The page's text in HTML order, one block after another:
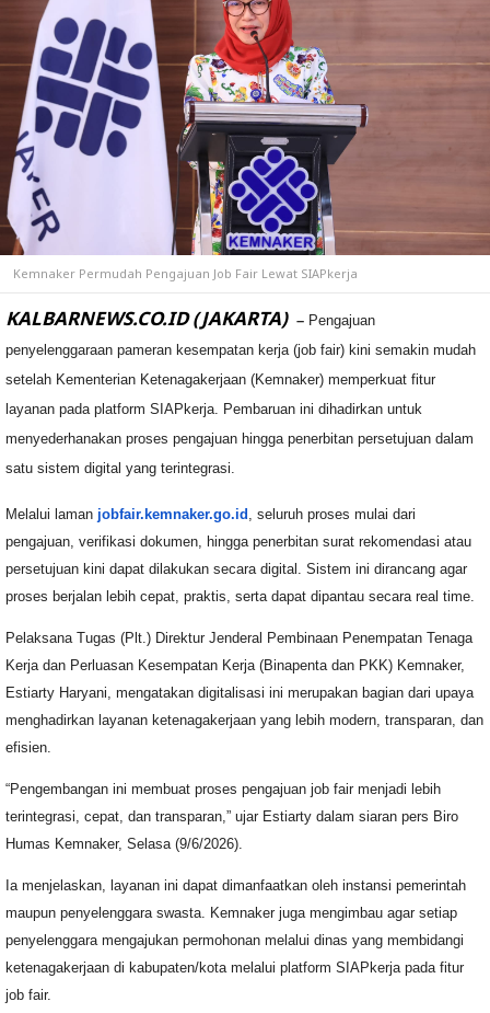
Kemnaker Permudah Pengajuan Job Fair Lewat SIAPkerja
KALBARNEWS.CO.ID (JAKARTA) – Pengajuan
penyelenggaraan pameran kesempatan kerja (job fair) kini semakin mudah
setelah Kementerian Ketenagakerjaan (Kemnaker) memperkuat fitur
layanan pada platform SIAPkerja. Pembaruan ini dihadirkan untuk
menyederhanakan proses pengajuan hingga penerbitan persetujuan dalam
satu sistem digital yang terintegrasi.
Melalui laman jobfair.kemnaker.go.id , seluruh proses mulai dari
pengajuan, verifikasi dokumen, hingga penerbitan surat rekomendasi atau
persetujuan kini dapat dilakukan secara digital. Sistem ini dirancang agar
proses berjalan lebih cepat, praktis, serta dapat dipantau secara real time.
Pelaksana Tugas (Plt.) Direktur Jenderal Pembinaan Penempatan Tenaga
Kerja dan Perluasan Kesempatan Kerja (Binapenta dan PKK) Kemnaker,
Estiarty Haryani, mengatakan digitalisasi ini merupakan bagian dari upaya
menghadirkan layanan ketenagakerjaan yang lebih modern, transparan, dan
efisien.
“Pengembangan ini membuat proses pengajuan job fair menjadi lebih
terintegrasi, cepat, dan transparan,” ujar Estiarty dalam siaran pers Biro
Humas Kemnaker, Selasa (9/6/2026).
Ia menjelaskan, layanan ini dapat dimanfaatkan oleh instansi pemerintah
maupun penyelenggara swasta. Kemnaker juga mengimbau agar setiap
penyelenggara mengajukan permohonan melalui dinas yang membidangi
ketenagakerjaan di kabupaten/kota melalui platform SIAPkerja pada fitur
job fair.